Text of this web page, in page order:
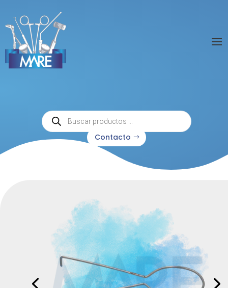
Búsqueda
de
productos
Contacto